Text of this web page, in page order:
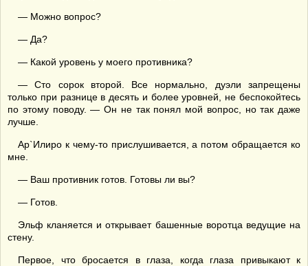
— Можно вопрос?
— Да?
— Какой уровень у моего противника?
— Сто сорок второй. Все нормально, дуэли запрещены
только при разнице в десять и более уровней, не беспокойтесь
по этому поводу. — Он не так понял мой вопрос, но так даже
лучше.
Ар`Илиро к чему-то прислушивается, а потом обращается ко
мне.
— Ваш противник готов. Готовы ли вы?
— Готов.
Эльф кланяется и открывает башенные воротца ведущие на
стену.
Первое, что бросается в глаза, когда глаза привыкают к